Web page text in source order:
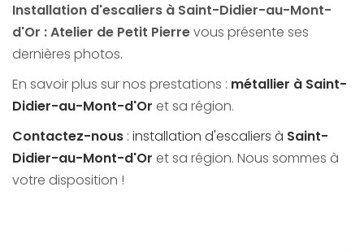
Installation d'escaliers à Saint-Didier-au-Mont-
d'Or : Atelier de Petit Pierrevous présente ses
dernières photos.
En savoir plus sur nos prestations : métallier à Saint-
Didier-au-Mont-d'Or et sa région.
Contactez-nous : installation d'escaliers à Saint-
Didier-au-Mont-d'Or et sa région. Nous sommes à
votre disposition !